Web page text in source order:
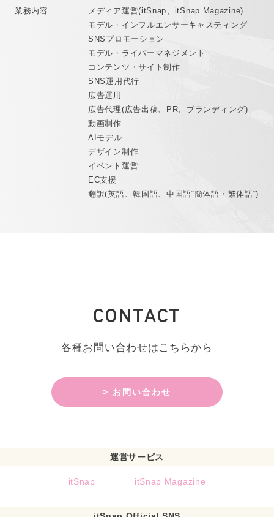
業務内容
メディア運営(itSnap、itSnap Magazine)
モデル・インフルエンサーキャスティング
SNSプロモーション
モデル・ライバーマネジメント
コンテンツ・サイト制作
SNS運用代行
広告運用
広告代理(広告出稿、PR、ブランディング)
動画制作
AIモデル
デザイン制作
イベント運営
EC支援
翻訳(英語、韓国語、中国語“簡体語・繁体語“)
CONTACT
各種お問い合わせはこちらから
> お問い合わせ
運営サービス
itSnap itSnap Magazine